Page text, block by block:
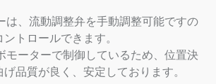
は、流動調整弁を手動調整可能ですの
トロールできます。
モーターで制御しているため、位置決
品質が良く、安定しております。